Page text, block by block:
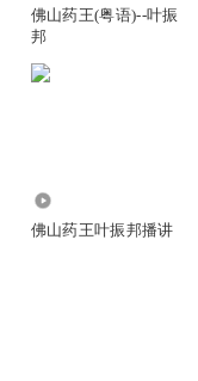
佛山药王(粤语)--叶振
邦
佛山药王叶振邦播讲